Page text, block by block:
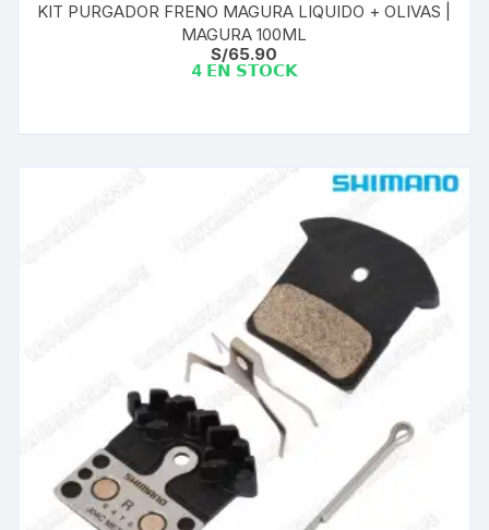
KIT PURGADOR FRENO MAGURA LIQUIDO + OLIVAS |
MAGURA 100ML
S/65.90
4 𝗘𝗡 𝗦𝗧𝗢𝗖𝗞